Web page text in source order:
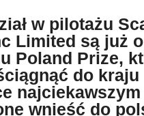
w pilotażu
Limited są już
Poland Prize,
do
wnieść do